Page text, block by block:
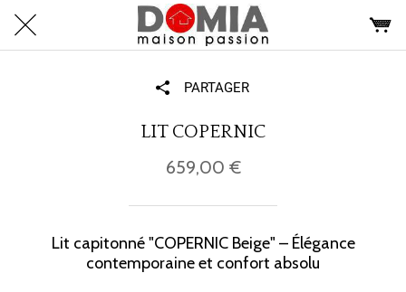
PARTAGER
LIT COPERNIC
659,00 €
Lit capitonné "COPERNIC Beige" – Élégance
contemporaine et confort absolu